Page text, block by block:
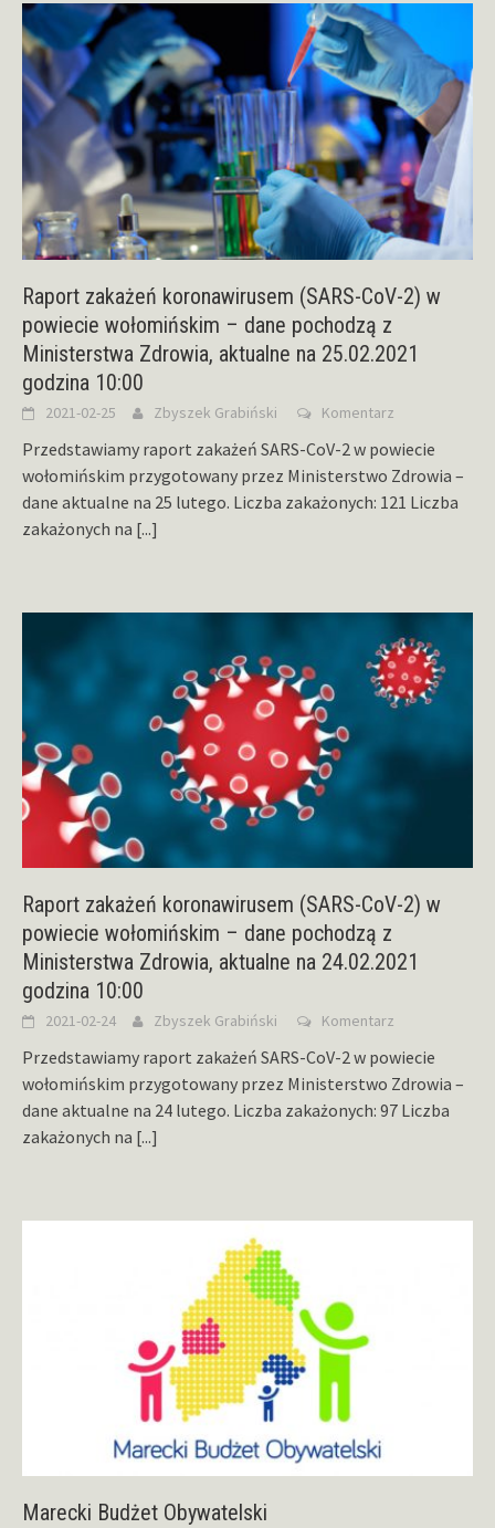
Raport zakażeń koronawirusem (SARS-CoV-2) w
powiecie wołomińskim – dane pochodzą z
Ministerstwa Zdrowia, aktualne na 25.02.2021
godzina 10:00
2021-02-25 Zbyszek Grabiński Komentarz
Przedstawiamy raport zakażeń SARS-CoV-2 w powiecie
wołomińskim przygotowany przez Ministerstwo Zdrowia –
dane aktualne na 25 lutego. Liczba zakażonych: 121 Liczba
zakażonych na [...]
Raport zakażeń koronawirusem (SARS-CoV-2) w
powiecie wołomińskim – dane pochodzą z
Ministerstwa Zdrowia, aktualne na 24.02.2021
godzina 10:00
2021-02-24 Zbyszek Grabiński Komentarz
Przedstawiamy raport zakażeń SARS-CoV-2 w powiecie
wołomińskim przygotowany przez Ministerstwo Zdrowia –
dane aktualne na 24 lutego. Liczba zakażonych: 97 Liczba
zakażonych na [...]
Marecki Budżet Obywatelski